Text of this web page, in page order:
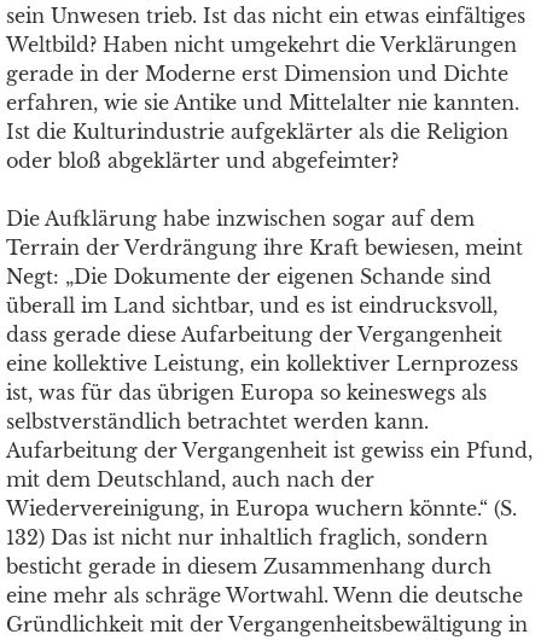
sein Unwesen trieb. Ist das nicht ein etwas einfältiges
Weltbild? Haben nicht umgekehrt die Verklärungen
gerade in der Moderne erst Dimension und Dichte
erfahren, wie sie Antike und Mittelalter nie kannten.
Ist die Kulturindustrie aufgeklärter als die Religion
oder bloß abgeklärter und abgefeimter?
Die Aufklärung habe inzwischen sogar auf dem
Terrain der Verdrängung ihre Kraft bewiesen, meint
Negt: „Die Dokumente der eigenen Schande sind
überall im Land sichtbar, und es ist eindrucksvoll,
dass gerade diese Aufarbeitung der Vergangenheit
eine kollektive Leistung, ein kollektiver Lernprozess
ist, was für das übrigen Europa so keineswegs als
selbstverständlich betrachtet werden kann.
Aufarbeitung der Vergangenheit ist gewiss ein Pfund,
mit dem Deutschland, auch nach der
Wiedervereinigung, in Europa wuchern könnte.“ (S.
132) Das ist nicht nur inhaltlich fraglich, sondern
besticht gerade in diesem Zusammenhang durch
eine mehr als schräge Wortwahl. Wenn die deutsche
Gründlichkeit mit der Vergangenheitsbewältigung in